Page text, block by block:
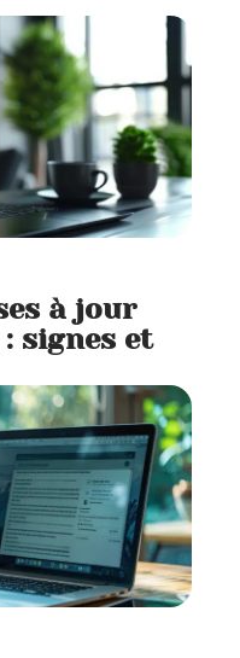
à jour
signes et